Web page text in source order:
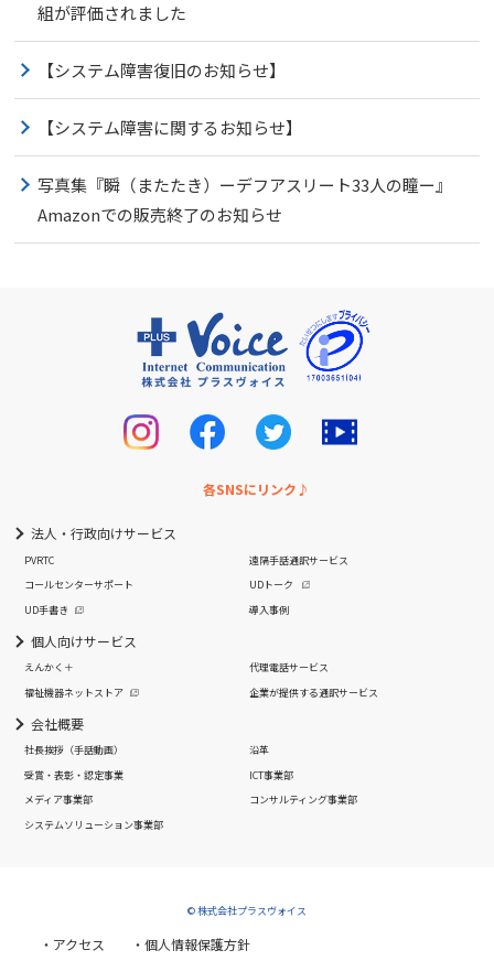
組が評価されました
【システム障害復旧のお知らせ】
【システム障害に関するお知らせ】
写真集『瞬（またたき）ーデフアスリート33人の瞳ー』
Amazonでの販売終了のお知らせ
各SNSにリンク♪
法人・行政向けサービス
PVRTC
遠隔手話通訳サービス
コールセンターサポート
UDトーク
UD手書き
導入事例
個人向けサービス
えんかく＋
代理電話サービス
福祉機器ネットストア
企業が提供する通訳サービス
会社概要
社長挨拶 （手話動画）
沿革
受賞・表彰・認定事業
ICT事業部
メディア事業部
コンサルティング事業部
システムソリューション事業部
© 株式会社プラスヴォイス
・アクセス ・個人情報保護方針